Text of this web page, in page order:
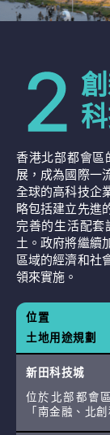
香港北部都會區
展，成為國際一
全球的高科技企
略包括建立先進
完善的生活配套
土。政府將繼續
區域的經濟和社
領來實施。
位置
土地用途規劃
新田科技城
位於北部都會
「南金融、北